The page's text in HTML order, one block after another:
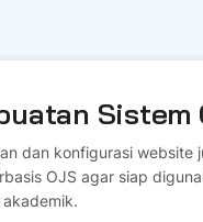
Sistem
dan konfigurasi website
OJS agar siap